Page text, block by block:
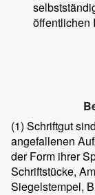
öffentlichen
(1) Schriftgut
angefallenen
der Form ihrer
Schriftstücke,
Siegelstempel,